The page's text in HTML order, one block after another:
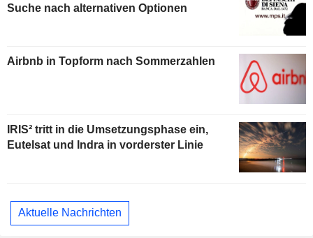
Suche nach alternativen Optionen
Airbnb in Topform nach Sommerzahlen
IRIS² tritt in die Umsetzungsphase ein,
Eutelsat und Indra in vorderster Linie
Aktuelle Nachrichten